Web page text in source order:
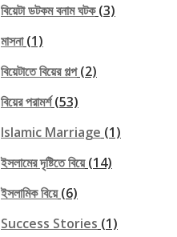
বিয়েটা ডটকম বনাম ঘটক(3)
মাসনা(1)
বিয়েটাতে বিয়ের গল্প(2)
বিয়ের পরামর্শ(53)
Islamic Marriage (1)
ইসলামের দৃষ্টিতে বিয়ে(14)
ইসলামিক বিয়ে(6)
Success Stories (1)